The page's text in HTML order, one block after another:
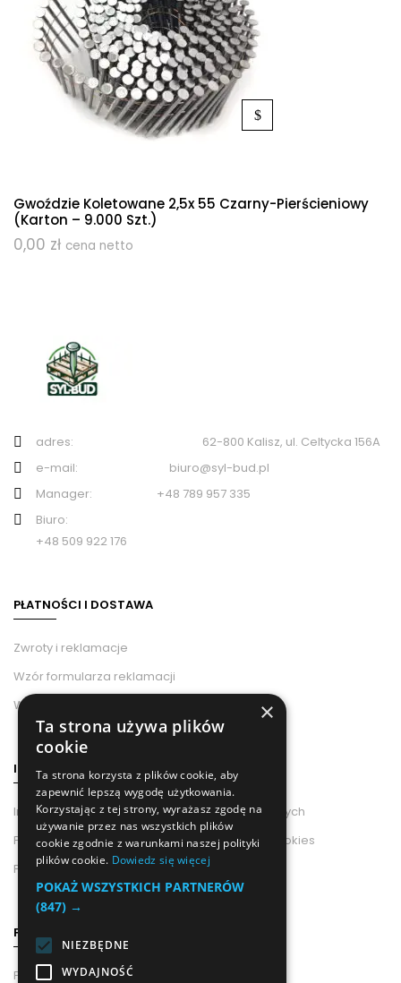
Gwoździe Koletowane 2,5x 55 Czarny-Pierścieniowy
(karton – 9.000 Szt.)
0,00 zł cena netto
adres: 62-800 Kalisz, ul. Celtycka 156A
e-mail: biuro@syl-bud.pl
Manager: +48 789 957 335
Biuro:
+48 509 922 176
PŁATNOŚCI I DOSTAWA
Zwroty i reklamacje
Wzór formularza reklamacji
Wzór odstąpienia od umowy
INFORMACJE
Informacje od Administratora Danych Osobowych
Polityka Prywatności i Wykorzystania Plików Cookies
Polityka prywatności
POMOC
Pouczenie o Prawie Odstąpienia Od Umowy
×
Ta strona używa plików
cookie
Ta strona korzysta z plików cookie, aby
zapewnić lepszą wygodę użytkowania.
Korzystając z tej strony, wyrażasz zgodę na
używanie przez nas wszystkich plików
cookie zgodnie z warunkami naszej polityki
plików cookie. Dowiedz się więcej
POKAŻ WSZYSTKICH PARTNERÓW
(847) →
NIEZBĘDNE
WYDAJNOŚĆ